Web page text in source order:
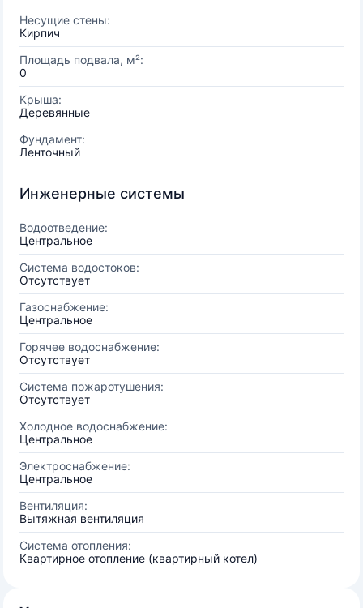
Несущие стены:
Кирпич
Площадь подвала, м²:
0
Крыша:
Деревянные
Фундамент:
Ленточный
Инженерные системы
Водоотведение:
Центральное
Система водостоков:
Отсутствует
Газоснабжение:
Центральное
Горячее водоснабжение:
Отсутствует
Система пожаротушения:
Отсутствует
Холодное водоснабжение:
Центральное
Электроснабжение:
Центральное
Вентиляция:
Вытяжная вентиляция
Система отопления:
Квартирное отопление (квартирный котел)